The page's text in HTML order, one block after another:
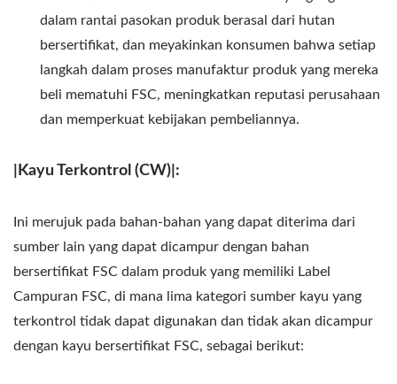
dalam rantai pasokan produk berasal dari hutan
bersertifikat, dan meyakinkan konsumen bahwa setiap
langkah dalam proses manufaktur produk yang mereka
beli mematuhi FSC, meningkatkan reputasi perusahaan
dan memperkuat kebijakan pembeliannya.
|Kayu Terkontrol (CW)|:
Ini merujuk pada bahan-bahan yang dapat diterima dari
sumber lain yang dapat dicampur dengan bahan
bersertifikat FSC dalam produk yang memiliki Label
Campuran FSC, di mana lima kategori sumber kayu yang
terkontrol tidak dapat digunakan dan tidak akan dicampur
dengan kayu bersertifikat FSC, sebagai berikut: